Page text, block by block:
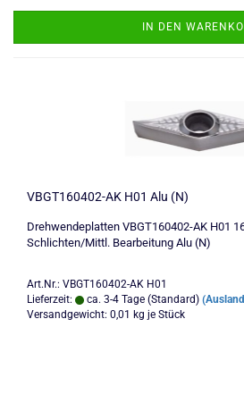
IN DEN
VBGT160402-AK H01 Alu (N)
Drehwendeplatten VBGT160402-AK H01
Schlichten/Mittl. Bearbeitung Alu (N)
Art.Nr.: VBGT160402-AK H01
Lieferzeit:
ca. 3-4 Tage (Standard)
Versandgewicht: 0,01 kg je Stück